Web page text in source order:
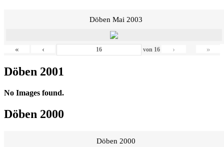
Döben Mai 2003
« ‹ von 16 › »
Döben 2001
No Images found.
Döben 2000
Döben 2000